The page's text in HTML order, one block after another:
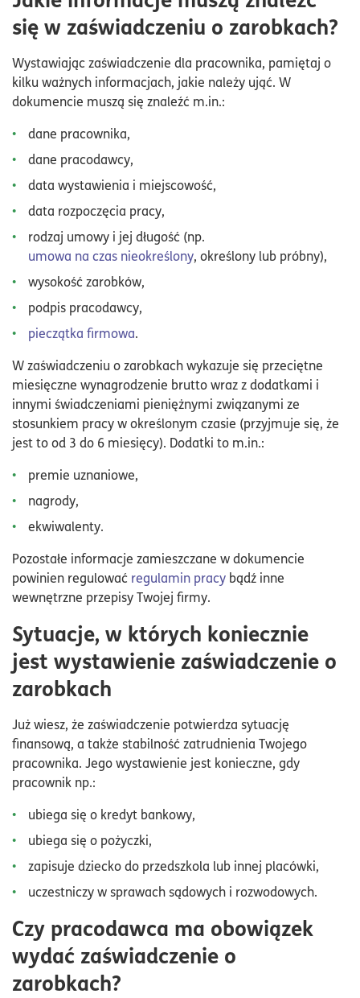
się w zaświadczeniu o zarobkach?
Wystawiając zaświadczenie dla pracownika, pamiętaj o
kilku ważnych informacjach, jakie należy ująć. W
dokumencie muszą się znaleźć m.in.:
dane pracownika,
dane pracodawcy,
data wystawienia i miejscowość,
data rozpoczęcia pracy,
rodzaj umowy i jej długość (np.
umowa na czas nieokreślony, określony lub próbny),
wysokość zarobków,
podpis pracodawcy,
pieczątka firmowa.
W zaświadczeniu o zarobkach wykazuje się przeciętne
miesięczne wynagrodzenie brutto wraz z dodatkami i
innymi świadczeniami pieniężnymi związanymi ze
stosunkiem pracy w określonym czasie (przyjmuje się, że
jest to od 3 do 6 miesięcy). Dodatki to m.in.:
premie uznaniowe,
nagrody,
ekwiwalenty.
Pozostałe informacje zamieszczane w dokumencie
powinien regulować regulamin pracy bądź inne
wewnętrzne przepisy Twojej firmy.
Sytuacje, w których koniecznie
jest wystawienie zaświadczenie o
zarobkach
Już wiesz, że zaświadczenie potwierdza sytuację
finansową, a także stabilność zatrudnienia Twojego
pracownika. Jego wystawienie jest konieczne, gdy
pracownik np.:
ubiega się o kredyt bankowy,
ubiega się o pożyczki,
zapisuje dziecko do przedszkola lub innej placówki,
uczestniczy w sprawach sądowych i rozwodowych.
Czy pracodawca ma obowiązek
wydać zaświadczenie o
zarobkach?